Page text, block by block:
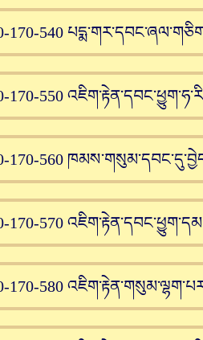
170-540
170-550
170-560
170-570
170-580